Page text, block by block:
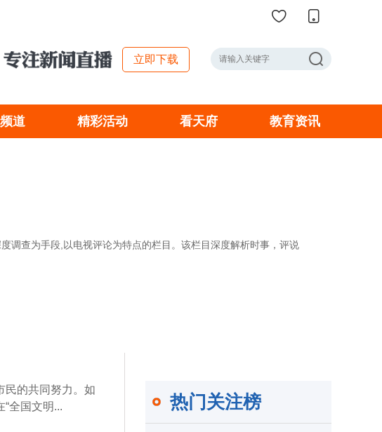
立即下载
道 精彩活动 看天府 教育资讯
调查为手段,以电视评论为特点的栏目。该栏目深度解析时事，评说
民的共同努力。如
全国文明...
热门关注榜